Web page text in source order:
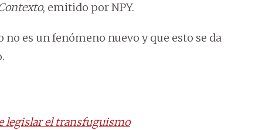
, emitido por NPY.
es un fenómeno nuevo y que esto se da
legislar el transfuguismo